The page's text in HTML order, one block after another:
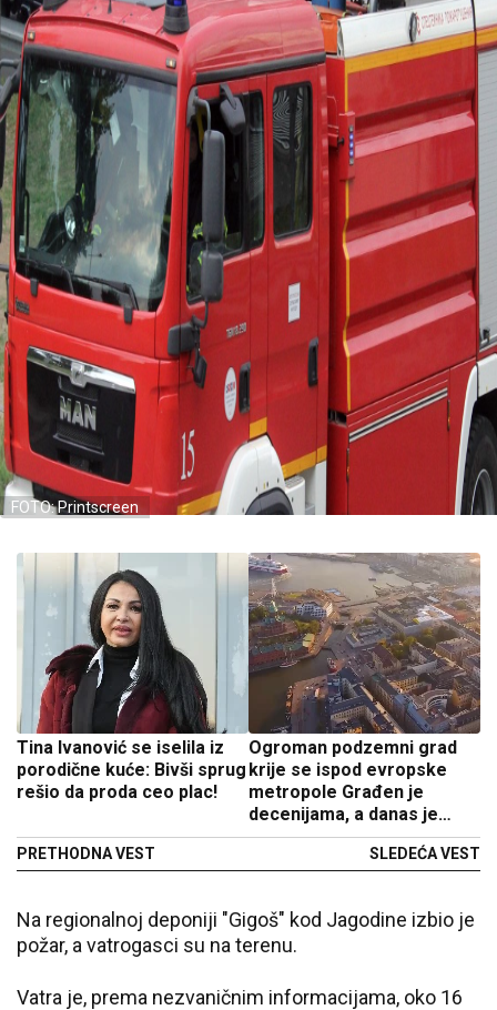
FOTO: Printscreen
Tina Ivanović se iselila iz
porodične kuće: Bivši sprug
rešio da proda ceo plac!
PRETHODNA VEST
Ogroman podzemni grad
krije se ispod evropske
metropole Građen je
decenijama, a danas je
dostupan stanovnicima -
evo šta je sve u njemu
SLEDEĆA VEST
Na regionalnoj deponiji "Gigoš" kod Jagodine izbio je
požar, a vatrogasci su na terenu.
Vatra je, prema nezvaničnim informacijama, oko 16